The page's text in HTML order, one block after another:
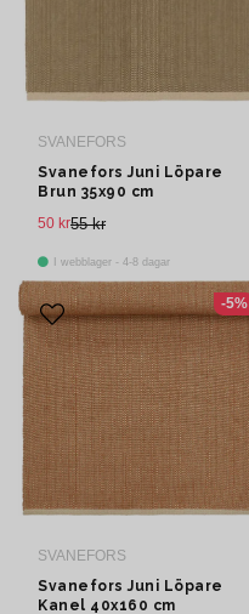
SVANEFORS
Svanefors Juni Löpare
Brun 35x90 cm
55 kr
50 kr
I webblager - 4-8 dagar
SVANEFORS
Svanefors Juni Löpare
Kanel 40x160 cm
-5%